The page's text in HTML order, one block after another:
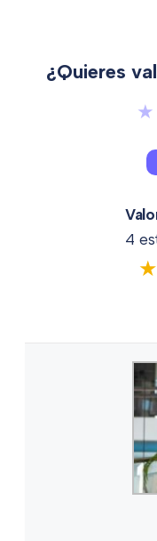
¿Quieres
4
★